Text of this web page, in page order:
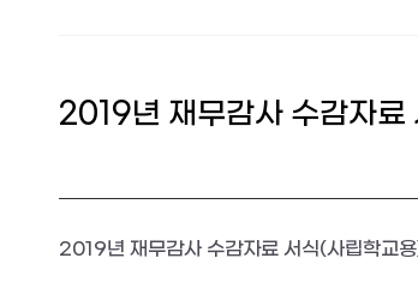
2019년 재무감사 수감자료
2019년 재무감사 수감자료 서식(사립학교